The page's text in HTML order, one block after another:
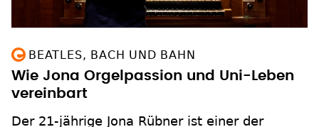
BEATLES, BACH UND BAHN
Wie Jona Orgelpassion und Uni-Leben
vereinbart
Der 21-jährige Jona Rübner ist einer der